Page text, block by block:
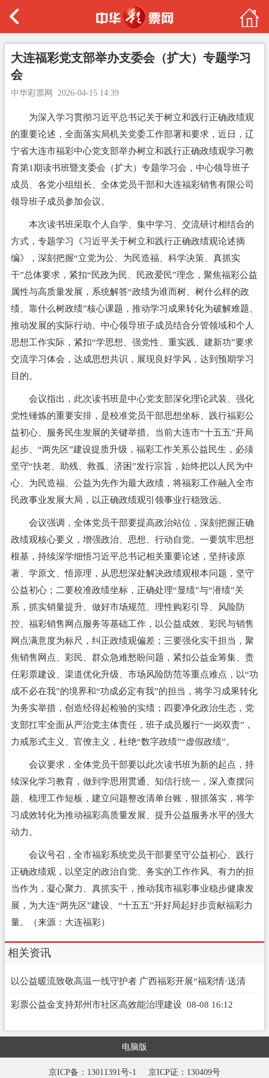
大连福彩党支部举办支委会（扩大）专题学习
会
中华彩票网 2026-04-15 14:39
为深入学习贯彻习近平总书记关于树立和践行正确政绩观
的重要论述，全面落实局机关党委工作部署和要求，近日，辽
宁省大连市福彩中心党支部举办树立和践行正确政绩观学习教
育第1期读书班暨支委会（扩大）专题学习会，中心领导班子
成员、各党小组组长、全体党员干部和大连福彩销售有限公司
领导班子成员参加会议。
本次读书班采取个人自学、集中学习、交流研讨相结合的
方式，专题学习《习近平关于树立和践行正确政绩观论述摘
编》，深刻把握“立党为公、为民造福、科学决策、真抓实
干”总体要求，紧扣“民政为民、民政爱民”理念，聚焦福彩公益
属性与高质量发展，系统解答“政绩为谁而树、树什么样的政
绩、靠什么树政绩”核心课题，推动学习成果转化为破解难题、
推动发展的实际行动。中心领导班子成员结合分管领域和个人
思想工作实际，紧扣“学思想、强党性、重实践、建新功”要求
交流学习体会，达成思想共识，展现良好学风，达到预期学习
目的。
会议指出，此次读书班是中心党支部深化理论武装、强化
党性锤炼的重要安排，是校准党员干部思想坐标、践行福彩公
益初心、服务民生发展的关键举措。当前大连市“十五五”开局
起步、“两先区”建设提质升级，福彩工作关系公益民生，必须
坚守“扶老、助残、救孤、济困”发行宗旨，始终把以人民为中
心、为民造福、公益为先作为最大政绩，将福彩工作融入全市
民政事业发展大局，以正确政绩观引领事业行稳致远。
会议强调，全体党员干部要提高政治站位，深刻把握正确
政绩观核心要义，增强政治、思想、行动自觉。一要筑牢思想
根基，持续深学细悟习近平总书记相关重要论述，坚持读原
著、学原文、悟原理，从思想深处解决政绩观根本问题，坚守
公益初心；二要校准政绩坐标，正确处理“显绩”与“潜绩”关
系，抓实销量提升、做好市场规范、理性购彩引导、风险防
控、福彩销售网点服务等基础工作，以公益成效、彩民与销售
网点满意度为标尺，纠正政绩观偏差；三要强化实干担当，聚
焦销售网点、彩民、群众急难愁盼问题，紧扣公益金筹集、责
任彩票建设、渠道优化升级、市场风险防范等重点难点，以“功
成不必在我”的境界和“功成必定有我”的担当，将学习成果转化
为务实举措，创造经得起检验的实绩；四要净化政治生态，党
支部扛牢全面从严治党主体责任，班子成员履行“一岗双责”，
力戒形式主义、官僚主义，杜绝“数字政绩”“虚假政绩”。
会议要求，全体党员干部要以此次读书班为新的起点，持
续深化学习教育，做到学思用贯通、知信行统一，深入查摆问
题、梳理工作短板，建立问题整改清单台账，狠抓落实，将学
习成效转化为推动福彩高质量发展、提升公益服务水平的强大
动力。
会议号召，全市福彩系统党员干部要坚守公益初心、践行
正确政绩观，以坚定的政治自觉、务实的工作作风、有力的担
当作为，凝心聚力、真抓实干，推动我市福彩事业稳步健康发
展，为大连“两先区”建设、“十五五”开好局起好步贡献福彩力
量。（来源：大连福彩）
相关资讯
以公益暖流致敬高温一线守护者 广西福彩开展“福彩情·送清
凉”公益行活动 08-08 16:13
彩票公益金支持郑州市社区高效能治理建设 08-08 16:12
电脑版
京ICP备：13011391号-1 京ICP证：130409号